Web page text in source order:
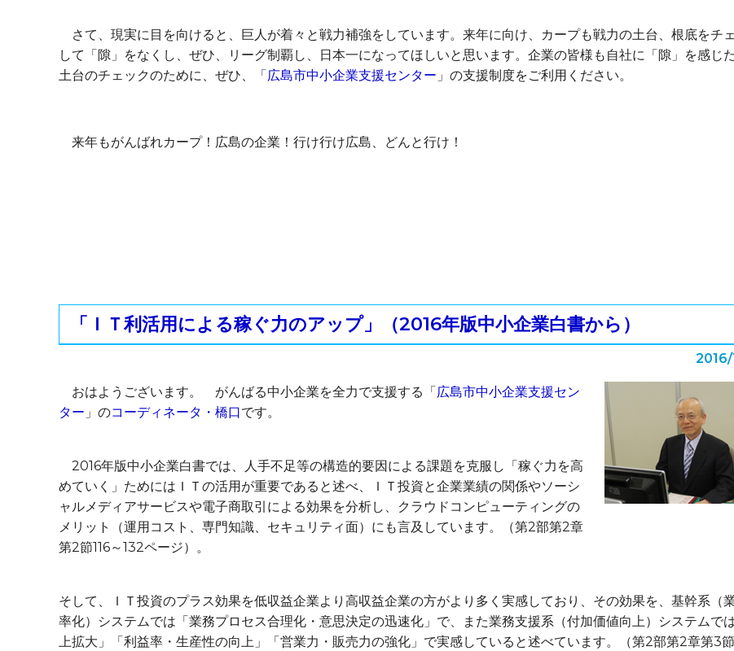
さて、現実に目を向けると、巨人が着々と戦力補強をしています。来年に向け、カープも戦力の土台、根底をチ
して「隙」をなくし、ぜひ、リーグ制覇し、日本一になってほしいと思います。企業の皆様も自社に「隙」を感じた
土台のチェックのために、ぜひ、「 広島市中小企業支援センター 」の支援制度をご利用ください。
来年もがんばれカープ！広島の企業！行け行け広島、どんと行け！
「ＩＴ利活用による稼ぐ力のアップ」（2016年版中小企業白書から）
おはようございます。 がんばる中小企業を全力で支援する「 広島市中小企業支援セン
ター 」のコーディネータ・橋口です。
2016年版中小企業白書では、人手不足等の構造的要因による課題を克服し「稼ぐ力を高
めていく」ためにはＩＴの活用が重要であると述べ、ＩＴ投資と企業業績の関係やソーシ
ャルメディアサービスや電子商取引による効果を分析し、クラウドコンピューティングの
メリット（運用コスト、専門知識、セキュリティ面）にも言及しています。（第2部第2章
第2節116～132ページ）。
そして、ＩＴ投資のプラス効果を低収益企業より高収益企業の方がより多く実感しており、その効果を、基幹系（
率化）システムでは「業務プロセス合理化・意思決定の迅速化」で、また業務支援系（付加価値向上）システムで
上拡大」「利益率・生産性の向上」「営業力・販売力の強化」で実感していると述べています。（第2部第2章第3